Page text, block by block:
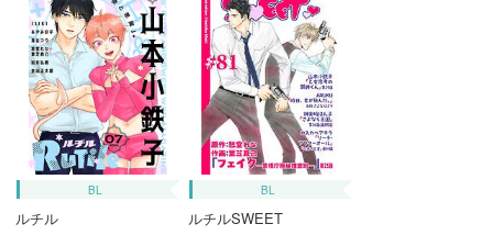
BL
ルチル
BL
ルチルSWEET